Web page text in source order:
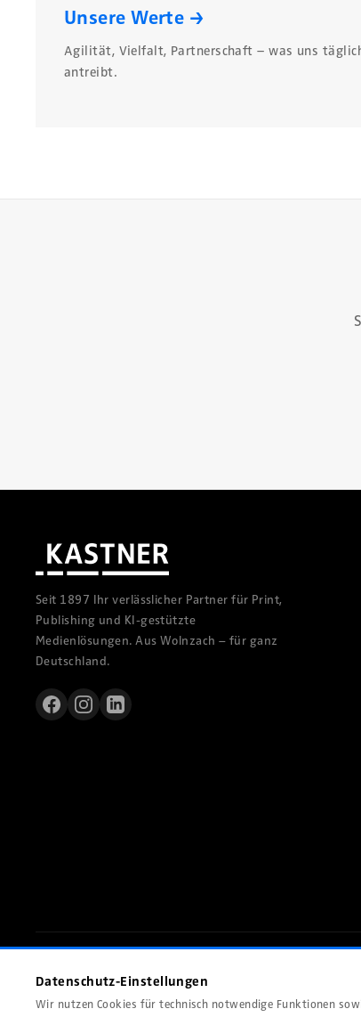
Datenschutz-Einstellungen
Wir nutzen Cookies für technisch notwendige Funktionen
Unsere Werte →
Agilität, Vielfalt, Partnerschaft – was uns
antreibt.
Seit 1897 Ihr verlässlicher Partner für Print,
Publishing und KI-gestützte
Medienlösungen. Aus Wolnzach – für ganz
Deutschland.